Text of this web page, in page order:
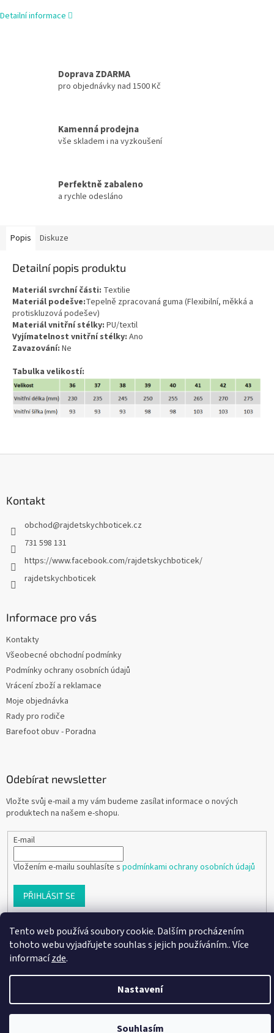
Tento web používá soubory cookie. Dalším procházením
tohoto webu vyjadřujete souhlas s jejich používáním.. Více
informacízde.
Nastavení
Souhlasím
Detailní informace
Doprava ZDARMA
pro objednávky nad 1500 Kč
Kamenná prodejna
vše skladem i na vyzkoušení
Perfektně zabaleno
a rychle odesláno
Popis Diskuze
Detailní popis produktu
Materiál svrchní části: Textilie
Materiál podešve:Tepelně zpracovaná guma (Flexibilní, měkká a
protiskluzová podešev)
Materiál vnitřní stélky: PU/textil
Vyjímatelnost vnitřní stélky: Ano
Zavazování: Ne
Tabulka velikostí:
Kontakt
obchod@rajdetskychboticek.cz
731 598 131
https://www.facebook.com/rajdetskychboticek/
rajdetskychboticek
Informace pro vás
Kontakty
Všeobecné obchodní podmínky
Podmínky ochrany osobních údajů
Vrácení zboží a reklamace
Moje objednávka
Rady pro rodiče
Barefoot obuv - Poradna
Odebírat newsletter
Vložte svůj e-mail a my vám budeme zasílat informace o nových
produktech na našem e-shopu.
E-mail
Vložením e-mailu souhlasíte s podmínkami ochrany osobních údajů
PŘIHLÁSIT SE
Vytvořil Shoptet
Ráj dětských botiček. Všechna práva vyhrazena.